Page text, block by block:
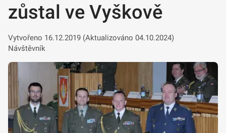
zůstal ve Vyškově
Vytvořeno 16.12.2019 (Aktualizováno 04.10.2024)
Návštěvník